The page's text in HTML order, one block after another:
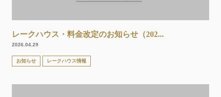
レークハウス・料金改定のお知らせ（202...
2026.04.29
お知らせ レークハウス情報